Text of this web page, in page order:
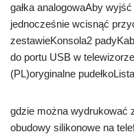
gałka analogowaAby
jednocześnie wcisnąć
zestawieKonsola2
do portu USB w
(PL)oryginalne
gdzie można wydrukować
obudowy silikonowe na